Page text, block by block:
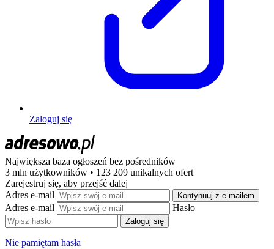
Zaloguj się
Największa baza ogłoszeń bez pośredników
3 mln użytkowników • 123 209 unikalnych ofert
Zarejestruj się, aby przejść dalej
Adres e-mail
Kontynuuj z e-mailem
Adres e-mail Hasło
Zaloguj się
Nie pamiętam hasła